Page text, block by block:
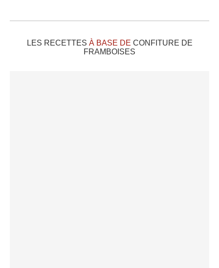
LES RECETTES À BASE DE CONFITURE DE
FRAMBOISES